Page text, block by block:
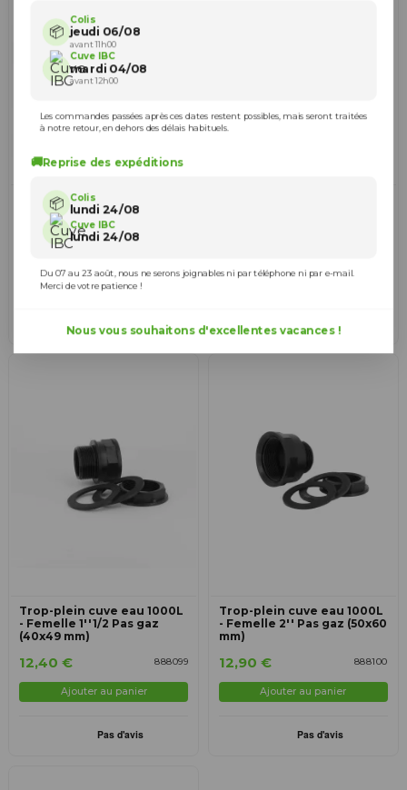
Trop-plein cuve eau 1000L
- Femelle 3/4'' Pas gaz
(20x27 mm)
9,40 €
Ajouter au panier Ajouter au panier
Trop-plein cuve eau 1000L
- Femelle 1''1/2 Pas gaz
(40x49 mm)
888099
12,40 €
Ajouter au panier
Trop-plein cuve eau 1000L
- Femelle 2'' Pas gaz (50x60
mm)
888100
12,90 €
Ajouter au panier
📦
Colis
jeudi 06/08
avant 11h00
Cuve IBC
mardi 04/08
avant 12h00
Les commandes passées après ces dates restent possibles, mais seront traitées
à notre retour, en dehors des délais habituels.
🚚Reprise des expéditions
📦 Colis
lundi 24/08
Cuve IBC
lundi 24/08
Du 07 au 23 août, nous ne serons joignables ni par téléphone ni par e-mail.
Merci de votre patience !
Nous vous souhaitons d'excellentes vacances !